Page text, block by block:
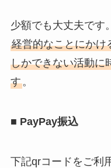
少額でも大丈夫です
経営的なことにかけ
しかできない活動に
す。
■ PayPay振込
下記qrコードをご利